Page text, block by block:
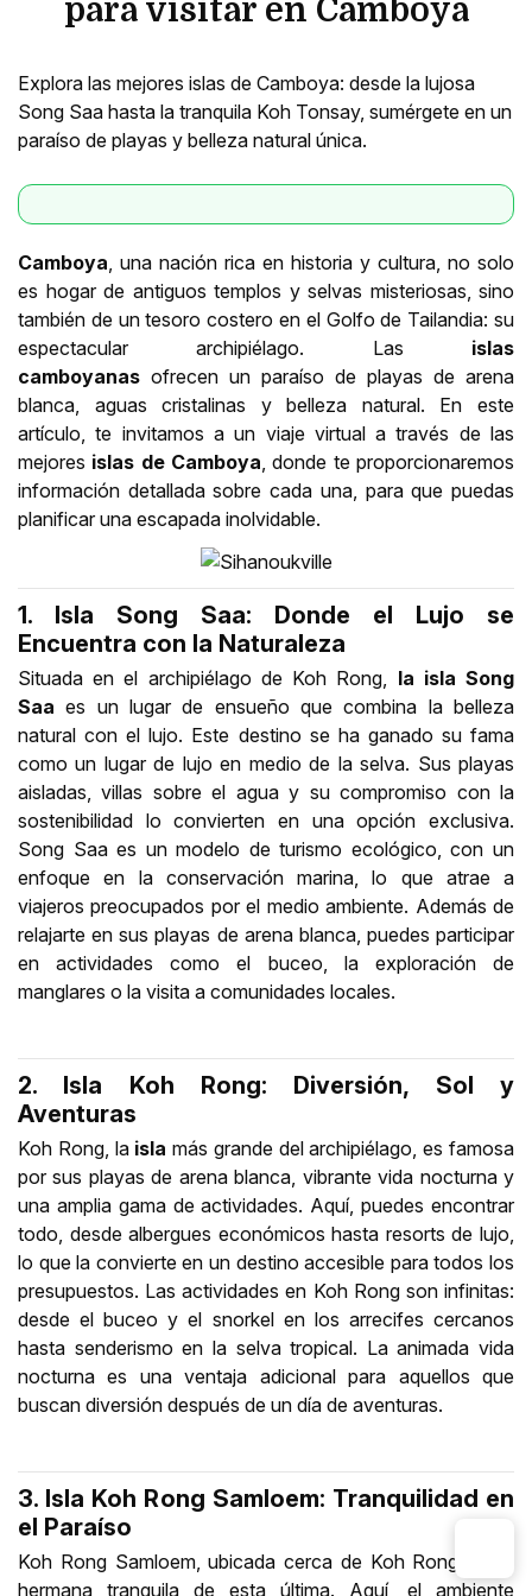
para visitar en Camboya
Explora las mejores islas de Camboya: desde la lujosa
Song Saa hasta la tranquila Koh Tonsay, sumérgete en un
paraíso de playas y belleza natural única.
Camboya, una nación rica en historia y cultura, no solo
es hogar de antiguos templos y selvas misteriosas, sino
también de un tesoro costero en el Golfo de Tailandia: su
espectacular archipiélago. Las islas
camboyanas ofrecen un paraíso de playas de arena
blanca, aguas cristalinas y belleza natural. En este
artículo, te invitamos a un viaje virtual a través de las
mejores islas de Camboya, donde te proporcionaremos
información detallada sobre cada una, para que puedas
planificar una escapada inolvidable.
1. Isla Song Saa: Donde el Lujo se
Encuentra con la Naturaleza
Situada en el archipiélago de Koh Rong, la isla Song
Saa es un lugar de ensueño que combina la belleza
natural con el lujo. Este destino se ha ganado su fama
como un lugar de lujo en medio de la selva. Sus playas
aisladas, villas sobre el agua y su compromiso con la
sostenibilidad lo convierten en una opción exclusiva.
Song Saa es un modelo de turismo ecológico, con un
enfoque en la conservación marina, lo que atrae a
viajeros preocupados por el medio ambiente. Además de
relajarte en sus playas de arena blanca, puedes participar
en actividades como el buceo, la exploración de
manglares o la visita a comunidades locales.
2. Isla Koh Rong: Diversión, Sol y
Aventuras
Koh Rong, la isla más grande del archipiélago, es famosa
por sus playas de arena blanca, vibrante vida nocturna y
una amplia gama de actividades. Aquí, puedes encontrar
todo, desde albergues económicos hasta resorts de lujo,
lo que la convierte en un destino accesible para todos los
presupuestos. Las actividades en Koh Rong son infinitas:
desde el buceo y el snorkel en los arrecifes cercanos
hasta senderismo en la selva tropical. La animada vida
nocturna es una ventaja adicional para aquellos que
buscan diversión después de un día de aventuras.
3. Isla Koh Rong Samloem: Tranquilidad en
el Paraíso
Koh Rong Samloem, ubicada cerca de Koh Rong, es la
hermana tranquila de esta última. Aquí, el ambiente